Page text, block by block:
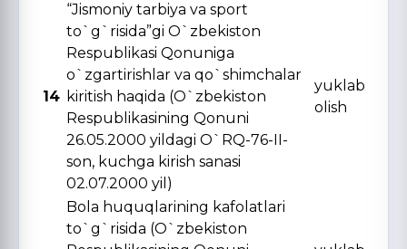
14
“Jismoniy tarbiya va sport
to`g`risida”gi O`zbekiston
Respublikasi Qonuniga
o`zgartirishlar va qo`shimchalar
kiritish haqida (O`zbekiston
Respublikasining Qonuni
26.05.2000 yildagi O`RQ-76-II-
son, kuchga kirish sanasi
02.07.2000 yil)
yuklab
olish
Bola huquqlarining kafolatlari
to`g`risida (O`zbekiston